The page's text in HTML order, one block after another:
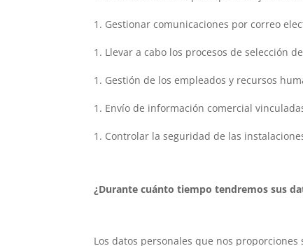
Gestionar comunicaciones por correo
Llevar a cabo los procesos de selección
Gestión de los empleados y recursos
Envío de información comercial
Controlar la seguridad de las
¿Durante cuánto tiempo tendremos sus
Los datos personales que nos